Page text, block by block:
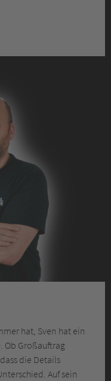
hat, Sven hat ein
Ob Großauftrag
die Details
Auf sein